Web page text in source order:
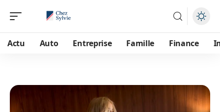
Actu Auto Entreprise Famille Finance